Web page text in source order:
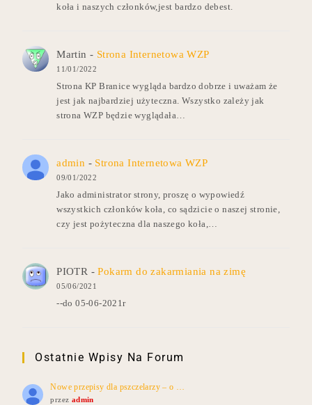
koła i naszych członków,jest bardzo debest.
Martin - Strona Internetowa WZP
11/01/2022
Strona KP Branice wygląda bardzo dobrze i uważam że
jest jak najbardziej użyteczna. Wszystko zależy jak
strona WZP będzie wyglądała…
admin - Strona Internetowa WZP
09/01/2022
Jako administrator strony, proszę o wypowiedź
wszystkich członków koła, co sądzicie o naszej stronie,
czy jest pożyteczna dla naszego koła,…
PIOTR -Pokarm do zakarmiania na zimę
05/06/2021
--do 05-06-2021r
Ostatnie Wpisy Na Forum
Nowe przepisy dla pszczelarzy – o …
przez admin